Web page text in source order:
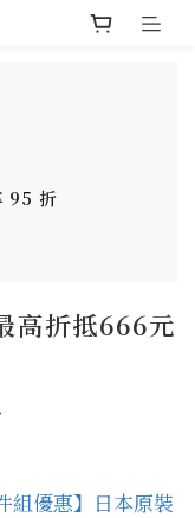
95 折
高折抵666元